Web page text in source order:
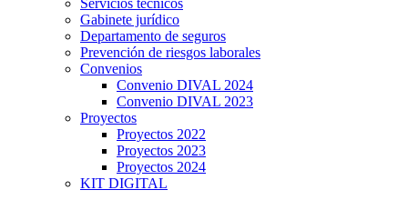
Servicios técnicos
Gabinete jurídico
Departamento de seguros
Prevención de riesgos laborales
Convenios
Convenio DIVAL 2024
Convenio DIVAL 2023
Proyectos
Proyectos 2022
Proyectos 2023
Proyectos 2024
KIT DIGITAL